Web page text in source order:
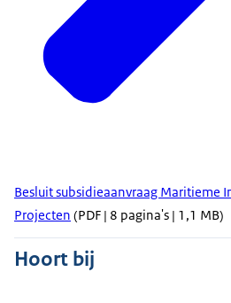
Besluit subsidieaanvraag Maritieme
Projecten (PDF | 8 pagina's | 1,1 MB)
Hoort bij